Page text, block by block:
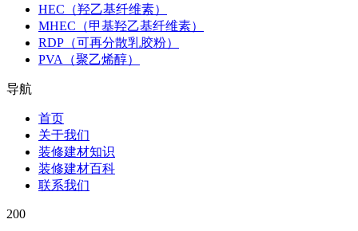
HEC（羟乙基纤维素）
MHEC（甲基羟乙基纤维素）
RDP（可再分散乳胶粉）
PVA（聚乙烯醇）
导航
首页
关于我们
装修建材知识
装修建材百科
联系我们
200